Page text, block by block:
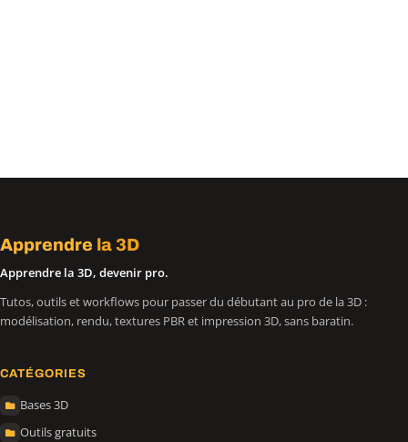
Apprendre la 3D
Apprendre la 3D, devenir pro.
Tutos, outils et workflows pour passer du débutant au pro de la 3D :
modélisation, rendu, textures PBR et impression 3D, sans baratin.
CATÉGORIES
Bases 3D
Outils gratuits